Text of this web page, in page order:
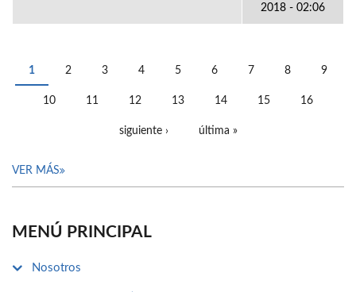
2018 - 02:06
PÁGINAS
1 2 3 4 5 6 7 8 9
10 11 12 13 14 15 16
siguiente › última »
VER MÁS
MENÚ PRINCIPAL
Nosotros